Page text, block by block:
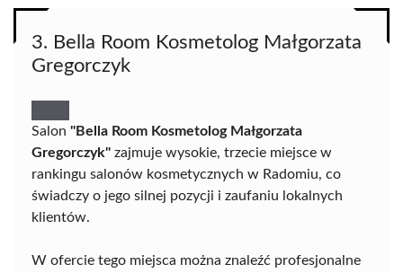
3. Bella Room Kosmetolog Małgorzata
Gregorczyk
Salon "Bella Room Kosmetolog Małgorzata
Gregorczyk" zajmuje wysokie, trzecie miejsce w
rankingu salonów kosmetycznych w Radomiu, co
świadczy o jego silnej pozycji i zaufaniu lokalnych
klientów.
W ofercie tego miejsca można znaleźć profesjonalne